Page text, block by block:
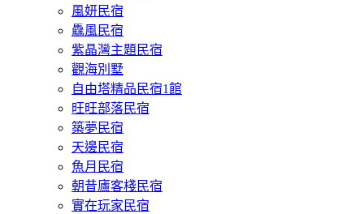
風妍民宿
驫風民宿
紫晶灣主題民宿
觀海別墅
自由塔精品民宿1館
旺旺部落民宿
築夢民宿
天邊民宿
魚月民宿
朝昔廬客棧民宿
實在玩家民宿